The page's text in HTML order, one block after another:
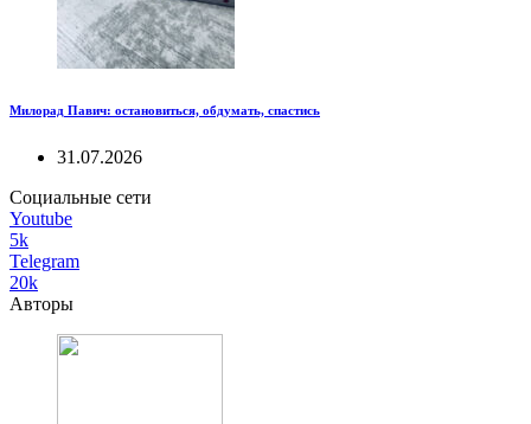
Милорад Павич: остановиться, обдумать, спастись
31.07.2026
Социальные сети
Youtube
5k
Telegram
20k
Авторы